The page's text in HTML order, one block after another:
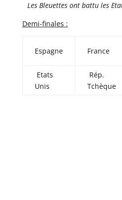
Les Bleuettes ont battu les
Demi-finales :
Espagne France
Etats
Unis
Rép.
Tchèque